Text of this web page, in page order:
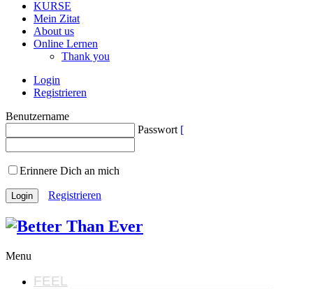
KURSE
Mein Zitat
About us
Online Lernen
Thank you
Login
Registrieren
Benutzername
Passwort
Erinnere Dich an mich
Registrieren
Menu
FEEL